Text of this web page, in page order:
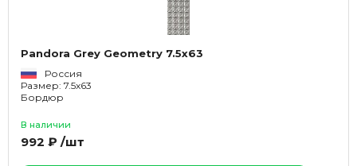
Pandora Grey Geometry 7.5x63
Россия
Размер: 7.5x63
Бордюр
В наличии
992 ₽ /шт